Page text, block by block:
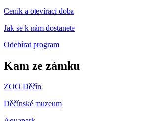
Ceník a otevírací doba
Jak se k nám dostanete
Odebírat program
Kam ze zámku
ZOO Děčín
Děčínské muzeum